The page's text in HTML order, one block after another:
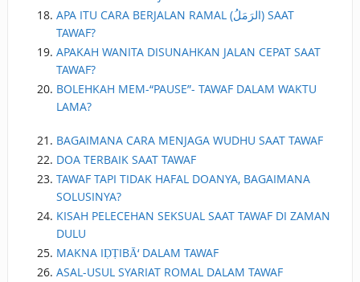
APA ITU CARA BERJALAN RAMAL (الرَمَلُ) SAAT
TAWAF?
APAKAH WANITA DISUNAHKAN JALAN CEPAT SAAT
TAWAF?
BOLEHKAH MEM-“PAUSE”- TAWAF DALAM WAKTU
LAMA?
BAGAIMANA CARA MENJAGA WUDHU SAAT TAWAF
DOA TERBAIK SAAT TAWAF
TAWAF TAPI TIDAK HAFAL DOANYA, BAGAIMANA
SOLUSINYA?
KISAH PELECEHAN SEKSUAL SAAT TAWAF DI ZAMAN
DULU
MAKNA IḌṬIBĀ‘ DALAM TAWAF
ASAL-USUL SYARIAT ROMAL DALAM TAWAF